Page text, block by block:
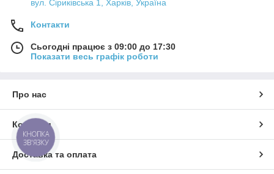
вул. Сіриківська 1, Харків, Україна
Контакти
Сьогодні працює з 09:00 до 17:30
Показати весь графік роботи
Про нас
Контакти
Доставка та оплата
КНОПКА
ЗВ'ЯЗКУ